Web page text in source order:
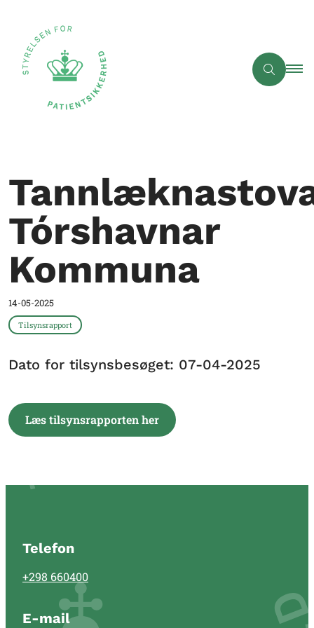
Tórshavnar
Kommuna
14-05-2025
Tilsynsrapport
Dato for tilsynsbesøget: 07-04-2025
Læs tilsynsrapporten her
Telefon
+298 660400
E-mail